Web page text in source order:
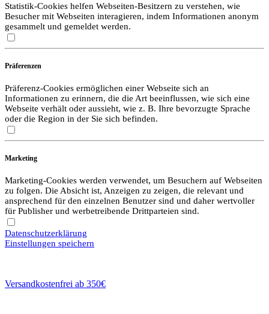
Statistik-Cookies helfen Webseiten-Besitzern zu verstehen, wie
Besucher mit Webseiten interagieren, indem Informationen anonym
gesammelt und gemeldet werden.
Präferenzen
Präferenz-Cookies ermöglichen einer Webseite sich an
Informationen zu erinnern, die die Art beeinflussen, wie sich eine
Webseite verhält oder aussieht, wie z. B. Ihre bevorzugte Sprache
oder die Region in der Sie sich befinden.
Marketing
Marketing-Cookies werden verwendet, um Besuchern auf Webseiten
zu folgen. Die Absicht ist, Anzeigen zu zeigen, die relevant und
ansprechend für den einzelnen Benutzer sind und daher wertvoller
für Publisher und werbetreibende Drittparteien sind.
Datenschutzerklärung
Einstellungen speichern
Versandkostenfrei ab 350€